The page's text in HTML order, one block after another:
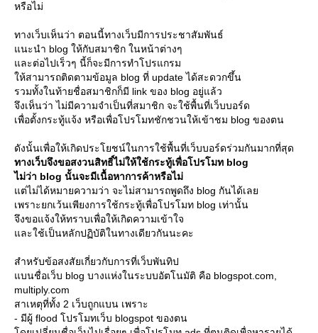
หรือไม่
ทางเว็บเห็นว่า ตอนนี้ทางเว็บมีการประชาสัมพันธ์
นะนำ blog ให้กับสมาชิก ในหน้าต่างๆ
ละต่อไปเร็วๆ นี้ก็จะมีการทำโปรแกรม
ห้สามารถติดตามข้อมูล blog ที่ update ได้สะดวกขึ้น
รวมทั้งในท้ายชื่อสมาชิกก็มี link ของ blog อยู่แล้ว
จึงเห็นว่า ไม่มีความจำเป็นที่สมาชิก จะใช้พื้นที่เว็บบอร์ด
เพื่อตั้งกระทู้แจ้ง หรือเพื่อโปรโมทชักชวนให้เข้าชม blog ของตน
ดังนั้นเพื่อให้เกิดประโยชน์ในการใช้พื้นที่เว็บบอร์ดร่วมกันมากที่สุด
ทางเว็บจึงขอสงวนสิทธิ์ไม่ให้ใช้กระทู้เพื่อโปรโมท blog
ไม่ว่า blog นั้นจะมีเนื้อหาการค้าหรือไม่
ต่ไม่ได้หมายความว่า จะไม่สามารถพูดถึง blog กันได้เล
เพราะยกเว้นเพียงการใช้กระทู้เพื่อโปรโมท blog เท่านั้น
จึงขอแจ้งให้ทราบเพื่อให้เกิดความเข้าใจ
ละใช้เป็นหลักปฏิบัติในทางเดียวกันนะคะ
สำหรับข้อสงสัยเกี่ยวกับการที่เว็บพันทิป
บนชื่อเว็บ blog บางแห่งในระบบอัตโนมัติ คือ blogspot.com,
multiply.com
สาเหตุที่ทั้ง 2 เว็บถูกแบน เพราะ
- มีผู้ flood โปรโมทเว็บ blogspot ของตน